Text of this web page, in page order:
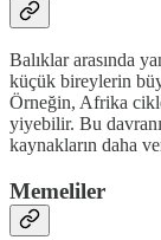
Balıklar arasında
küçük bireylerin
Örneğin, Afrika
yiyebilir. Bu
kaynakların daha
Memeliler